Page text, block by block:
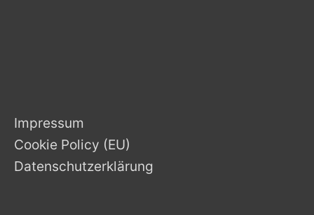
Impressum
Cookie Policy (EU)
Datenschutzerklärung